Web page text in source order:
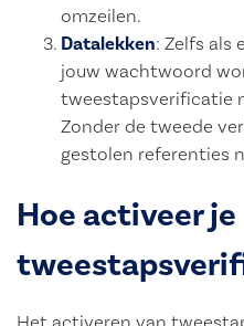
omzeilen.
Datalekken: Zelfs als
jouw wachtwoord
tweestapsverificatie
Zonder de tweede
gestolen referenties
Hoe activeer je